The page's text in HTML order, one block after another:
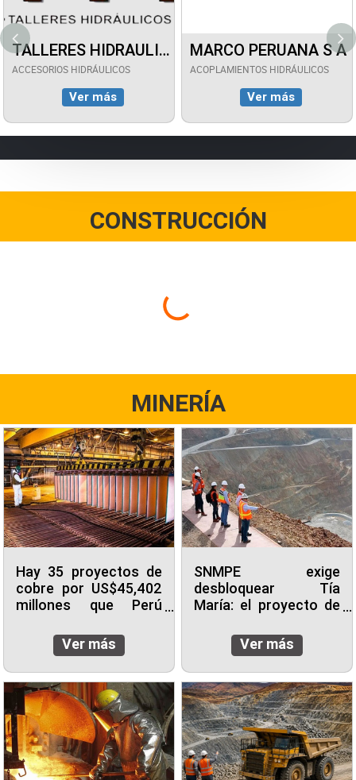
TALLERES HIDRAULICOS S.A.C.-TH
ACCESORIOS HIDRÁULICOS
Ver más
MARCO
ACOPLAMIENTOS
Ver más
CONSTRUCCIÓN
MINERÍA
Hay 35 proyectos de
cobre por US$45,402
millones que Perú
Ver más
SNMPE exige
desbloquear Tía
María: el proyecto de
lleva 15 años
posponiendo
Ver más